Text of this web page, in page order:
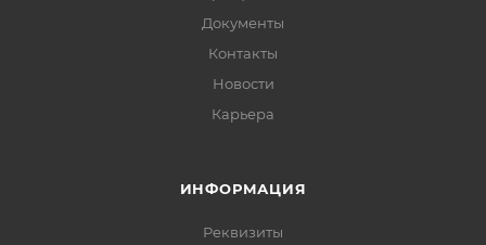
Документы
Контакты
Новости
Карьера
ИНФОРМАЦИЯ
Реквизиты